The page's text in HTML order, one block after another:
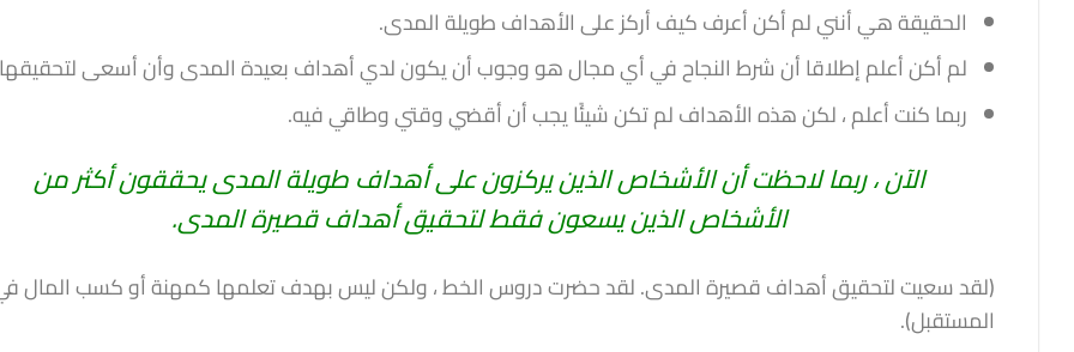
الحقيقة هي أنني لم أكن أعرف كيف أركز على الأهداف طويلة المدى.
لم أكن أعلم إطلاقا أن شرط النجاح في أي مجال هو وجوب أن يكون لدي أهداف بعيدة المدى وأن أسعى
ربما كنت أعلم ، لكن هذه الأهداف لم تكن شيئًا يجب أن أقضي وقتي وطاقي فيه.
الآن ، ربما لاحظت أن الأشخاص الذين يركزون على أهداف طويلة المدى يحققون أكثر من
الأشخاص الذين يسعون فقط لتحقيق أهداف قصيرة المدى.
(لقد سعيت لتحقيق أهداف قصيرة المدى. لقد حضرت دروس الخط ، ولكن ليس بهدف تعلمها كمهنة أو كسب المال
المستقبل).